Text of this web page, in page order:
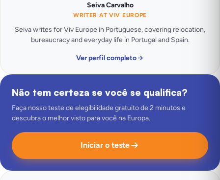
Seiva Carvalho
WRITER AT VIV EUROPE
Seiva writes for Viv Europe in Portuguese, covering relocation,
bureaucracy and everyday life in Portugal and Spain.
Ver perfil completo
Não tem certeza se você se qualifica?
Faça nosso teste de elegibilidade gratuito de 2 minutos e
descubra o melhor visto para você na Europa.
Iniciar o teste